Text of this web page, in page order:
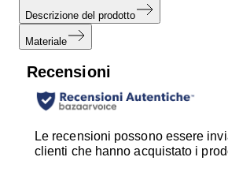
Descrizione del prodotto
Materiale
Recensioni
Le recensioni possono essere
clienti che hanno acquistato i